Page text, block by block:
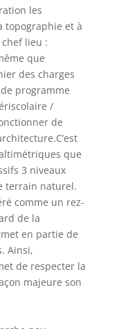
les
topographie et à
lieu :
que
des charges
programme
/
de
que
3 niveaux
terrain naturel.
comme un rez-
de la
en partie de
Ainsi,
de respecter la
majeure son